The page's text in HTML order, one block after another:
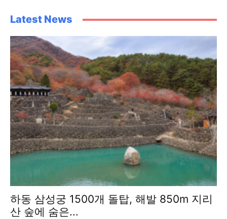
Latest News
하동 삼성궁 1500개 돌탑, 해발 850m 지리
산 숲에 숨은...